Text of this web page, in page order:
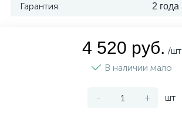
Гарантия: 2 года
4 520 руб. /шт
В наличии мало
- + шт